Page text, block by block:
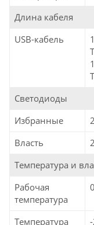
Длина кабеля
USB-кабель
Светодиоды
Избранные
Власть
Температура и
Рабочая
температура
Температура